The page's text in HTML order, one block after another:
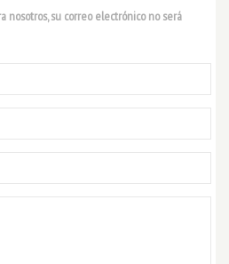
nosotros, su correo electrónico no será